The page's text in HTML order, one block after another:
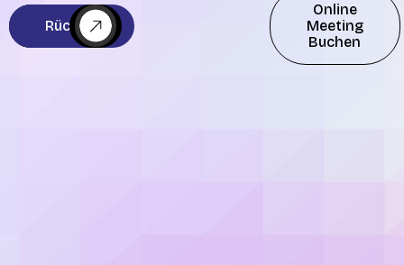
Rückruf
Online
Meeting
Buchen